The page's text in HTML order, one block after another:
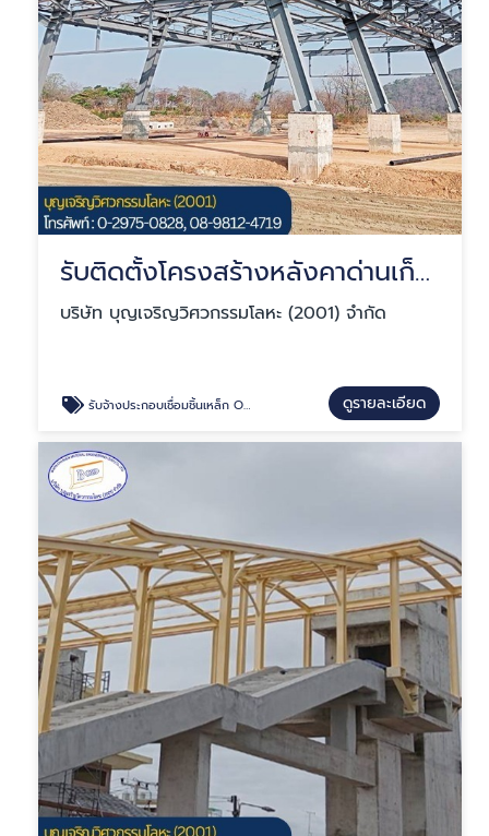
รับติดตั้งโครงสร้างหลังคาด่านเก็บเงิน
บริษัท บุญเจริญวิศวกรรมโลหะ (2001) จำกัด
รับจ้างประกอบเชื่อมชิ้นเหล็ก OEM ดูรายละเอียด